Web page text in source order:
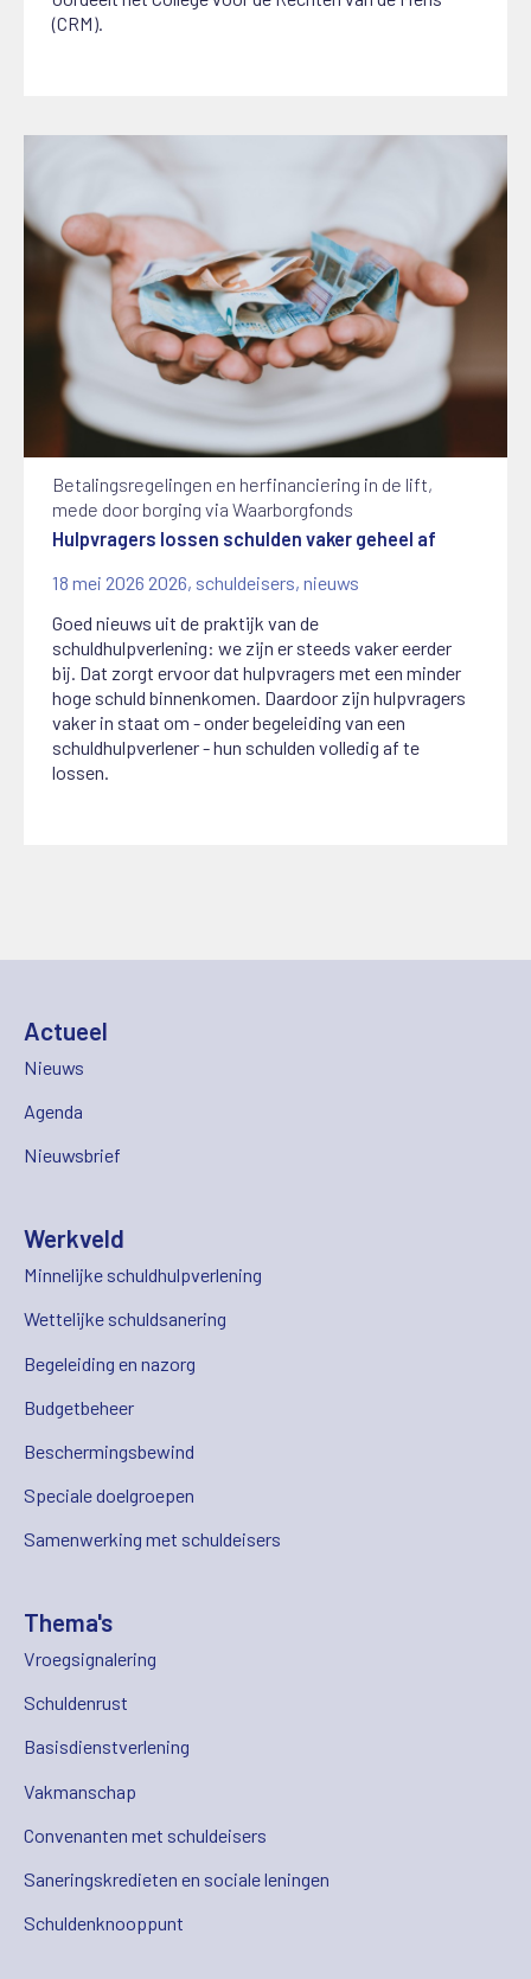
(CRM).
Betalingsregelingen en herfinanciering in de lift,
mede door borging via Waarborgfonds
Hulpvragers lossen schulden vaker geheel af
18 mei 2026 2026, schuldeisers,nieuws
Goed nieuws uit de praktijk van de
schuldhulpverlening: we zijn er steeds vaker eerder
bij. Dat zorgt ervoor dat hulpvragers met een minder
hoge schuld binnenkomen. Daardoor zijn hulpvragers
vaker in staat om - onder begeleiding van een
schuldhulpverlener - hun schulden volledig af te
lossen.
Actueel
Nieuws
Agenda
Nieuwsbrief
Werkveld
Minnelijke schuldhulpverlening
Wettelijke schuldsanering
Begeleiding en nazorg
Budgetbeheer
Beschermingsbewind
Speciale doelgroepen
Samenwerking met schuldeisers
Thema's
Vroegsignalering
Schuldenrust
Basisdienstverlening
Vakmanschap
Convenanten met schuldeisers
Saneringskredieten en sociale leningen
Schuldenknooppunt